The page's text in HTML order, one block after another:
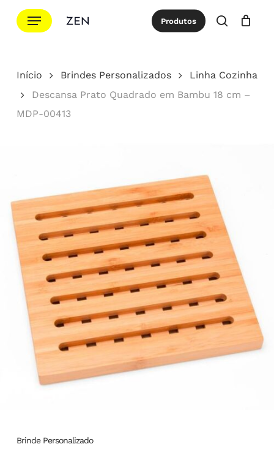
para
principal
Menu Produtos
procurar
Cotação Close
Início Brindes Personalizados
Linha Cozinha
Descansa Prato Quadrado em Bambu 18 cm –
MDP-00413
Brinde Personalizado